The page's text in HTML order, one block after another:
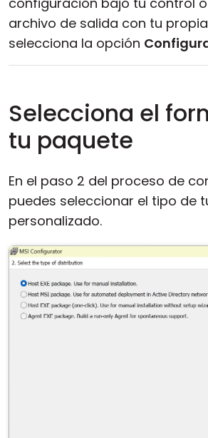
archivo de salida con tu
selecciona la opción
Selecciona el
tu paquete
En el paso 2 del proceso de
puedes seleccionar el tipo de
personalizado.